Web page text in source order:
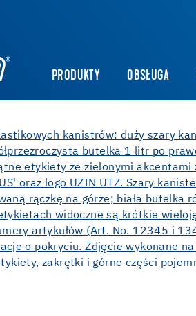
PRODUKTY OBSŁUGA